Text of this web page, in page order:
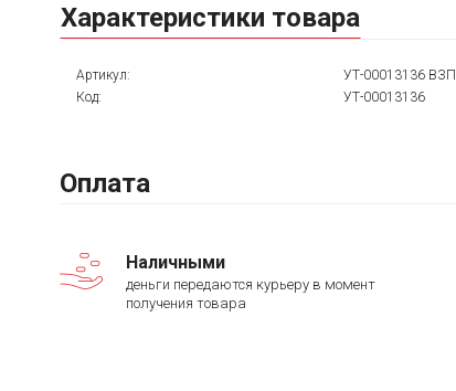
Характеристики товара
Артикул:
УТ-00013136 ВЗП
Код:
УТ-00013136
Оплата
Наличными
деньги передаются курьеру в момент
получения товара